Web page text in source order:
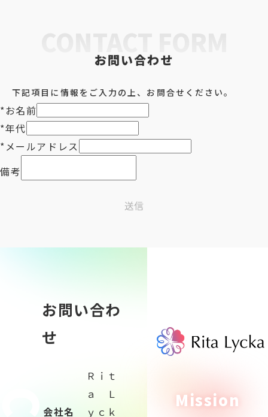
お問い合わせ
下記項目に情報をご入力の上、お問合せください。
*お名前
*年代
*メールアドレス
備考
送信
お問い合わ
せ
会社名
Ｒｉｔ
ａ Ｌ
ｙｃｋ
Mission